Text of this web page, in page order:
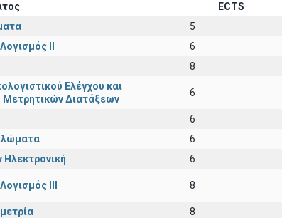
ECTS
5
ΙI 6
8
Ελέγχου και
Μετρητικών Διατάξεων
6
6
Κυκλώματα 6
Ηλεκτρονική 6
ΙΙI 8
8